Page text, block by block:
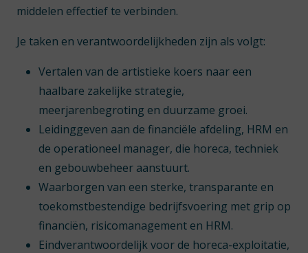
middelen effectief te verbinden.
Je taken en verantwoordelijkheden zijn als volgt:
Vertalen van de artistieke koers naar een
haalbare zakelijke strategie,
meerjarenbegroting en duurzame groei.
Leidinggeven aan de financiële afdeling, HRM en
de operationeel manager, die horeca, techniek
en gebouwbeheer aanstuurt.
Waarborgen van een sterke, transparante en
toekomstbestendige bedrijfsvoering met grip op
financiën, risicomanagement en HRM.
Eindverantwoordelijk voor de horeca-exploitatie,